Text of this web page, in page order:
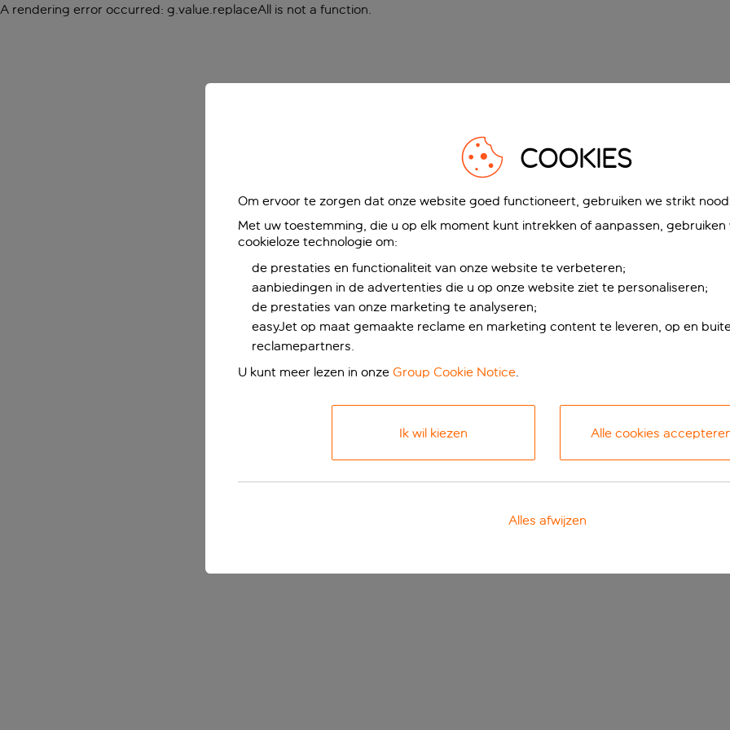
A rendering error occurred: g.value.replaceAll is not a function.
COOKIES
Om ervoor te zorgen dat onze website goed functioneert, gebruiken we strikt
Met uw toestemming, die u op elk moment kunt intrekken of aanpassen, gebruiken
cookieloze technologie om:
de prestaties en functionaliteit van onze website te verbeteren;
aanbiedingen in de advertenties die u op onze website ziet te personaliseren;
de prestaties van onze marketing te analyseren;
easyJet op maat gemaakte reclame en marketing content te leveren, op en
reclamepartners.
U kunt meer lezen in onze Group Cookie Notice.
Ik wil kiezen Alle cookies
Alles afwijzen